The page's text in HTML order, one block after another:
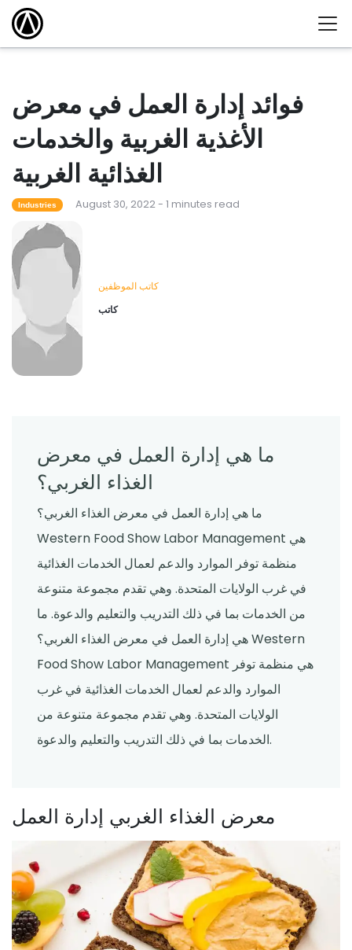
فوائد إدارة العمل في معرض
الأغذية الغربية والخدمات
الغذائية الغربية
Industries August 30, 2022 - 1 minutes read
كاتب الموظفين
كاتب
ما هي إدارة العمل في معرض
الغذاء الغربي؟
ما هي إدارة العمل في معرض الغذاء الغربي؟
Western Food Show Labor Management هي
منظمة توفر الموارد والدعم لعمال الخدمات الغذائية
في غرب الولايات المتحدة. وهي تقدم مجموعة متنوعة
من الخدمات بما في ذلك التدريب والتعليم والدعوة. ما
هي إدارة العمل في معرض الغذاء الغربي؟ Western
Food Show Labor Management هي منظمة توفر
الموارد والدعم لعمال الخدمات الغذائية في غرب
الولايات المتحدة. وهي تقدم مجموعة متنوعة من
الخدمات بما في ذلك التدريب والتعليم والدعوة.
معرض الغذاء الغربي إدارة العمل